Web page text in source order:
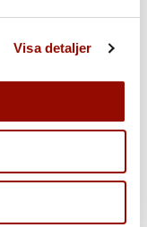
Visa detaljer
14 - 16 maj